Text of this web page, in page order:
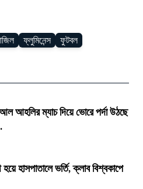
ফ্লুমিনেন্স ফুটবল
আল আহলির ম্যাচ দিয়ে ভোরে পর্দা উঠছে
হাসপাতালে ভর্তি, ক্লাব বিশ্বকাপে